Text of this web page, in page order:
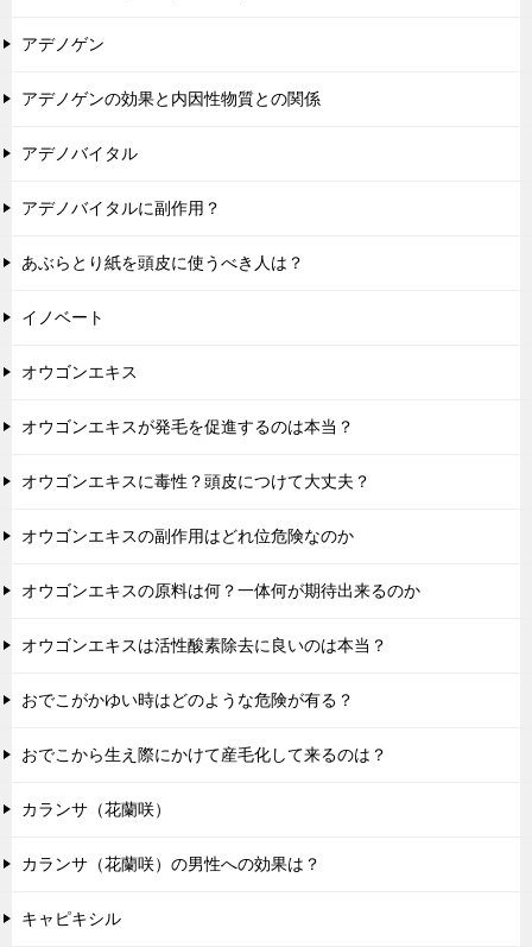
アデノゲン
アデノゲンの効果と内因性物質との関係
アデノバイタル
アデノバイタルに副作用？
あぶらとり紙を頭皮に使うべき人は？
イノベート
オウゴンエキス
オウゴンエキスが発毛を促進するのは本当？
オウゴンエキスに毒性？頭皮につけて大丈夫？
オウゴンエキスの副作用はどれ位危険なのか
オウゴンエキスの原料は何？一体何が期待出来るのか
オウゴンエキスは活性酸素除去に良いのは本当？
おでこがかゆい時はどのような危険が有る？
おでこから生え際にかけて産毛化して来るのは？
カランサ（花蘭咲）
カランサ（花蘭咲）の男性への効果は？
キャピキシル